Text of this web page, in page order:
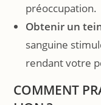
préoccupation.
Obtenir un
sanguine
rendant votre
COMMENT